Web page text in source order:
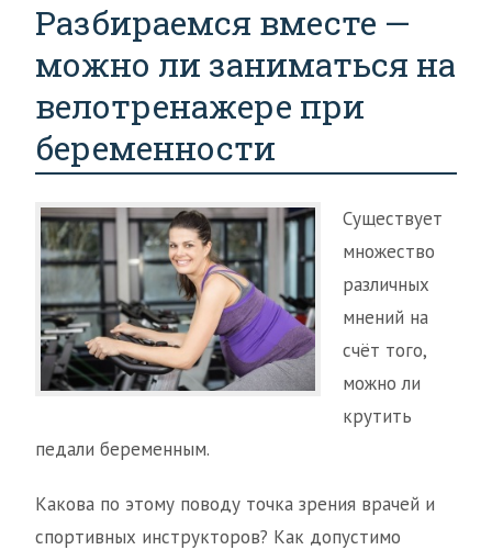
Разбираемся вместе —
можно ли заниматься на
велотренажере при
беременности
Существует
множество
различных
мнений на
счёт того,
можно ли
крутить
педали беременным.
Какова по этому поводу точка зрения врачей и
спортивных инструкторов? Как допустимо